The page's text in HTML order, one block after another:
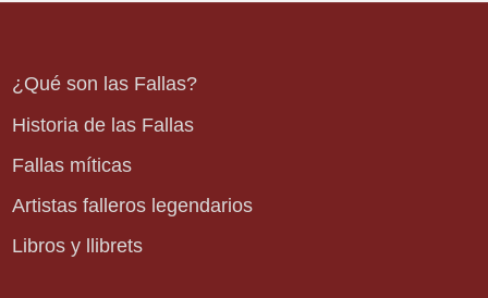
¿Qué son las Fallas?
Historia de las Fallas
Fallas míticas
Artistas falleros legendarios
Libros y llibrets